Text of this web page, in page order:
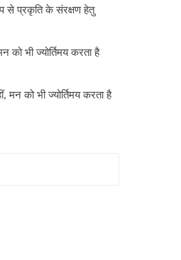
से प्रकृति के संरक्षण हेतु
को भी ज्योर्तिमय करता है
मन को भी ज्योर्तिमय करता है